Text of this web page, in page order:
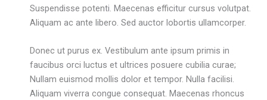
Suspendisse potenti. Maecenas efficitur cursus volutpat.
Aliquam ac ante libero. Sed auctor lobortis ullamcorper.
Donec ut purus ex. Vestibulum ante ipsum primis in
faucibus orci luctus et ultrices posuere cubilia curae;
Nullam euismod mollis dolor et tempor. Nulla facilisi.
Aliquam viverra congue consequat. Maecenas rhoncus